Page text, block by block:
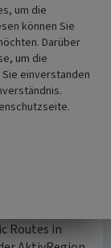
nur sehr
um das
sollte über
Ortsausfahrt
600
vom
in
Landesamt
Routes in
um die
können Sie
Darüber
um die
einverstanden